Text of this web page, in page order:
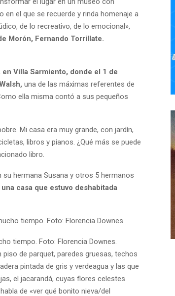
el que se recuerde y rinda homenaje a
de lo recreativo, de lo emocional»,
Morón, Fernando Torrillate.
Villa Sarmiento, donde el 1 de
una de las máximas referentes de
ella misma contó a sus pequeños
Mi casa era muy grande, con jardín,
libros y pianos. ¿Qué más se puede
libro.
su hermana Susana y otros 5 hermanos
casa que estuvo deshabitada
tiempo. Foto: Florencia Downes.
de parquet, paredes gruesas, techos
pintada de gris y verdeagua y las que
el jacarandá, cuyas flores celestes
de «ver qué bonito nieva/del